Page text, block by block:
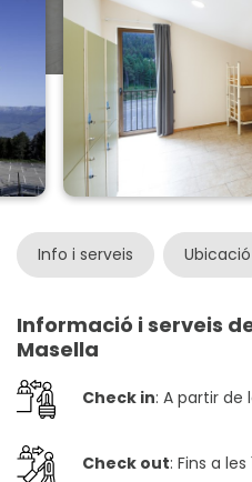
Info i serveis Ubicació
Informació i serveis
Masella
Check in: A partir de
Check out: Fins a